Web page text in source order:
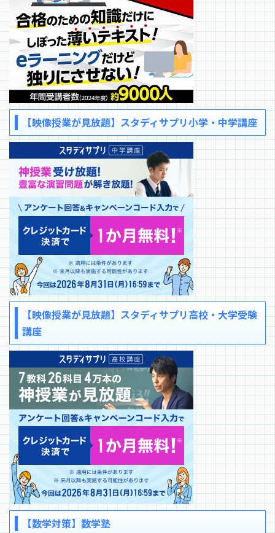
【映像授業が見放題】スタディサプリ小学・中学講座
【映像授業が見放題】スタディサプリ高校・大学受験
講座
【数学対策】数学塾